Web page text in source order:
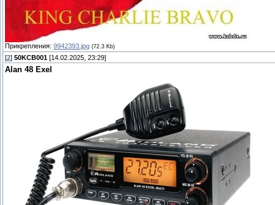
Прикрепления: 9942393.jpg (72.3 Kb)
[2] 50KCB001 [14.02.2025, 23:29]
Alan 48 Exel